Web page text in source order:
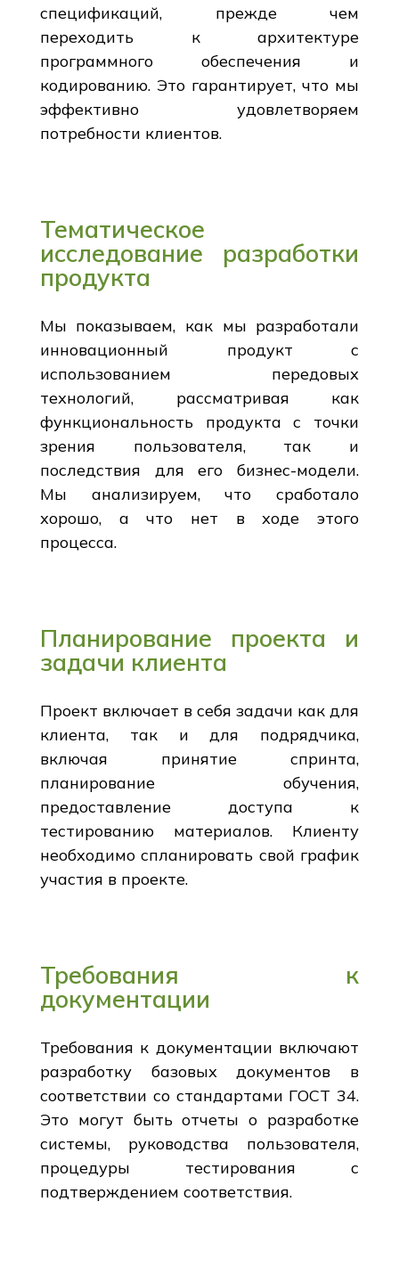
спецификаций, прежде чем
переходить к архитектуре
программного обеспечения и
кодированию. Это гарантирует, что мы
эффективно удовлетворяем
потребности клиентов.
Тематическое
исследование разработки
продукта
Мы показываем, как мы разработали
инновационный продукт с
использованием передовых
технологий, рассматривая как
функциональность продукта с точки
зрения пользователя, так и
последствия для его бизнес-модели.
Мы анализируем, что сработало
хорошо, а что нет в ходе этого
процесса.
Планирование проекта и
задачи клиента
Проект включает в себя задачи как для
клиента, так и для подрядчика,
включая принятие спринта,
планирование обучения,
предоставление доступа к
тестированию материалов. Клиенту
необходимо спланировать свой график
участия в проекте.
Требования к
документации
Требования к документации включают
разработку базовых документов в
соответствии со стандартами ГОСТ 34.
Это могут быть отчеты о разработке
системы, руководства пользователя,
процедуры тестирования с
подтверждением соответствия.